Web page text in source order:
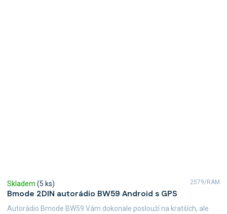
Bmode 2DIN autorádio BW59 Android s GPS
Skladem (5 ks)
Autorádio Bmode BW59 Vám dokonale poslouží na kratších, ale
2579/RAM